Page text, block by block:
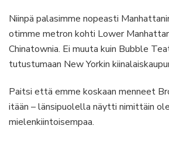
Niinpä palasimme nopeasti
otimme metron kohti Lower
Chinatownia. Ei muuta kuin Bubble
tutustumaan New Yorkin
Paitsi että emme koskaan menneet
itään – länsipuolella näytti nimittäin
mielenkiintoisempaa.